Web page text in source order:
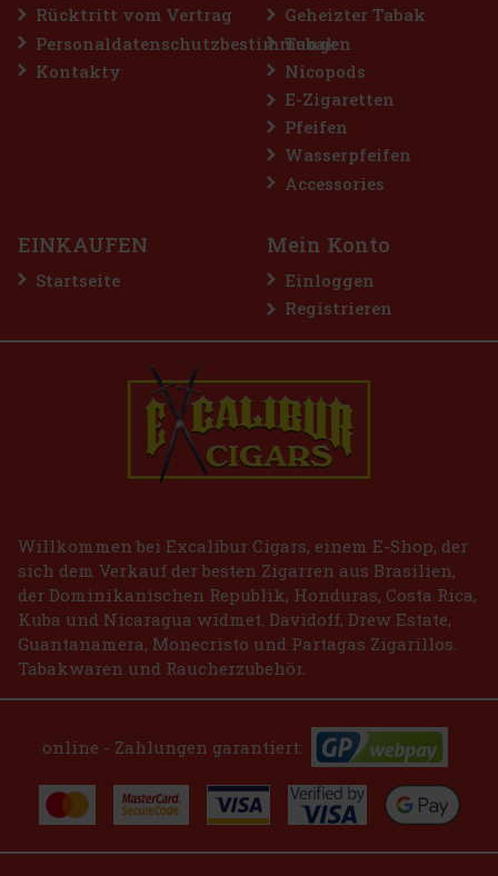
Rücktritt vom Vertrag
Personaldatenschutzbestimmungen
Kontakty
Geheizter Tabak
Tabak
Nicopods
E-Zigaretten
Pfeifen
Wasserpfeifen
Accessories
EINKAUFEN
Startseite
Mein Konto
Einloggen
Registrieren
Willkommen bei Excalibur Cigars, einem E-Shop, der
sich dem Verkauf der besten Zigarren aus Brasilien,
der Dominikanischen Republik, Honduras, Costa Rica,
Kuba und Nicaragua widmet. Davidoff, Drew Estate,
Guantanamera, Monecristo und Partagas Zigarillos.
Tabakwaren und Raucherzubehör.
online - Zahlungen garantiert: